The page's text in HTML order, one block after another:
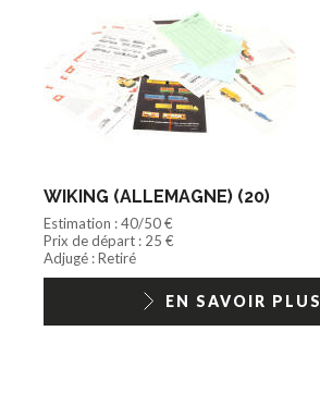
WIKING (ALLEMAGNE) (20)
Estimation : 40/50 €
Prix de départ : 25 €
Adjugé : Retiré
EN SAVOIR PLUS